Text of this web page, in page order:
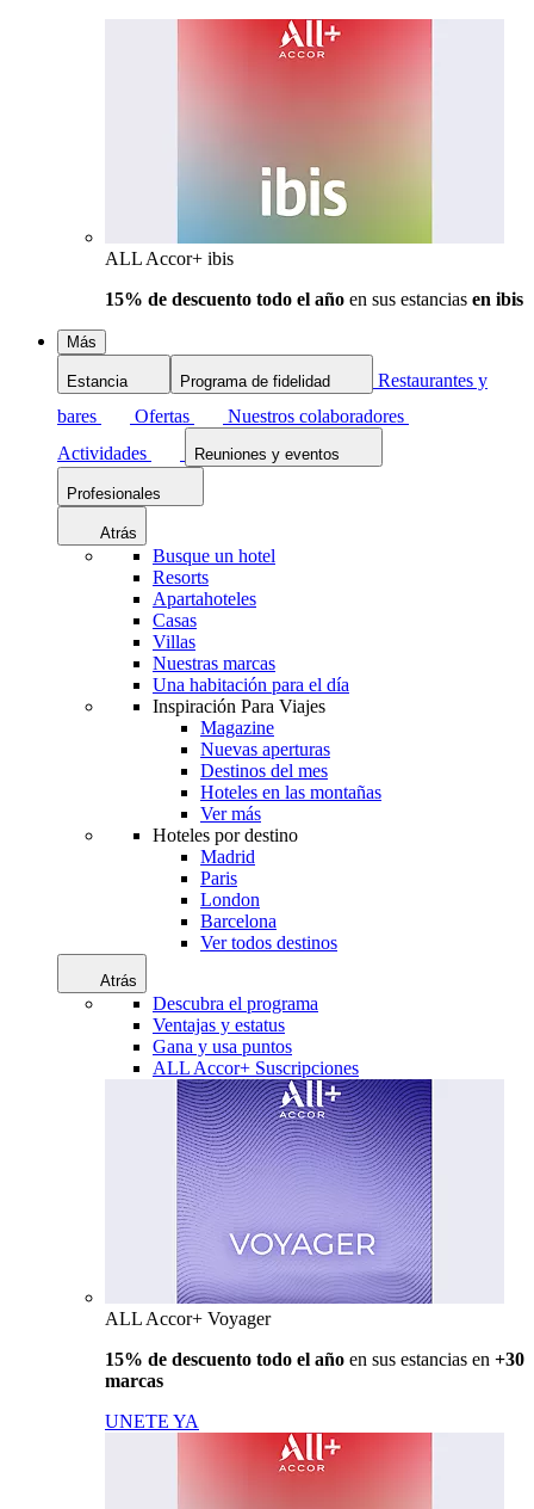
ALL Accor+ ibis
15% de descuento todo el año en sus estancias en ibis
Más
Estancia Programa de fidelidad
Restaurantes y
bares
Ofertas
Nuestros colaboradores
Actividades
Reuniones y eventos
Profesionales
Atrás
Busque un hotel
Resorts
Apartahoteles
Casas
Villas
Nuestras marcas
Una habitación para el día
Inspiración Para Viajes
Magazine
Nuevas aperturas
Destinos del mes
Hoteles en las montañas
Ver más
Hoteles por destino
Madrid
Paris
London
Barcelona
Ver todos destinos
Atrás
Descubra el programa
Ventajas y estatus
Gana y usa puntos
ALL Accor+ Suscripciones
ALL Accor+ Voyager
15% de descuento todo el año en sus estancias en +30
marcas
UNETE YA